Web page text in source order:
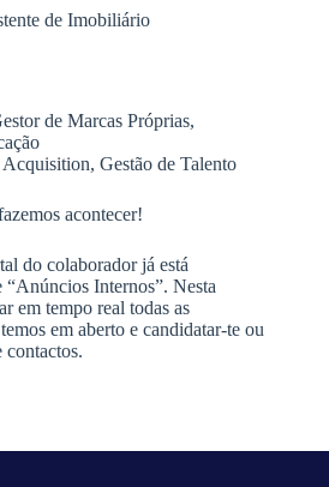
de Imobiliário
de Marcas Próprias,
Gestão de Talento
acontecer!
do colaborador já está
Internos”. Nesta
em tempo real todas as
em aberto e candidatar-te ou
contactos.